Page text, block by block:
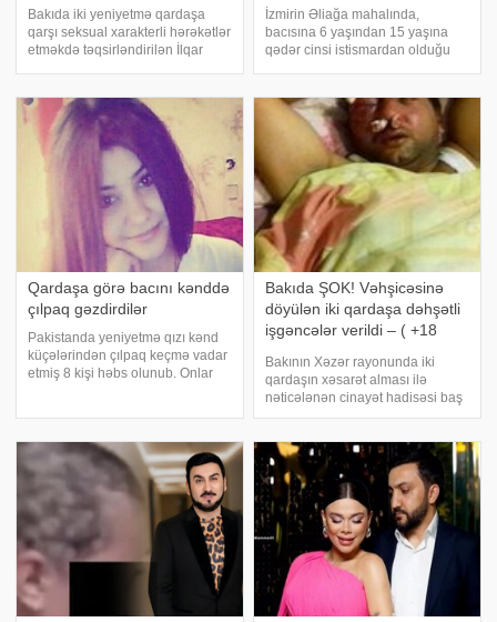
Bakıda iki yeniyetmə qardaşa
qarşı seksual xarakterli hərəkətlər
etməkdə təqsirləndirilən İlqar
"Ölkə.Az" xəbər verir ki,
təqsirləndirilən şəxsin şikayətinə
Bak
İzmirin Əliağa mahalında,
bacısına 6 yaşından 15 yaşına
qədər cinsi istismardan olduğu
(30), 30 il həbs cəzasına məhkum
edilib. Türkiyə KİV-inə istinadl
Qardaşa görə bacını kənddə
çılpaq gəzdirdilər
Pakistanda yeniyetmə qızı kənd
küçələrindən çılpaq keçmə vadar
etmiş 8 kişi həbs olunub. Onlar
qərbindəki Xeybər-Pahtunxv
Bakıda ŞOK! Vəhşicəsinə
döyülən iki qardaşa dəhşətli
işgəncələr verildi – ( +18
Bakının Xəzər rayonunda iki
qardaşın xəsarət alması ilə
nəticələnən cinayət hadisəsi baş
verib. -un məlumatına görə,
qəsəbəsində qeydə alınıb. Həmin
qəsəbədə yaşayan Mülkədar
Nəzərov və onun qardaşı
İsgəndə